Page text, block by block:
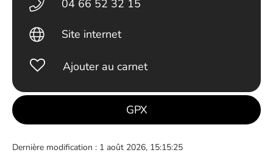
04 66 52 32 15
Site internet
Ajouter au carnet
GPX
Dernière modification : 1 août 2026, 15:15:25